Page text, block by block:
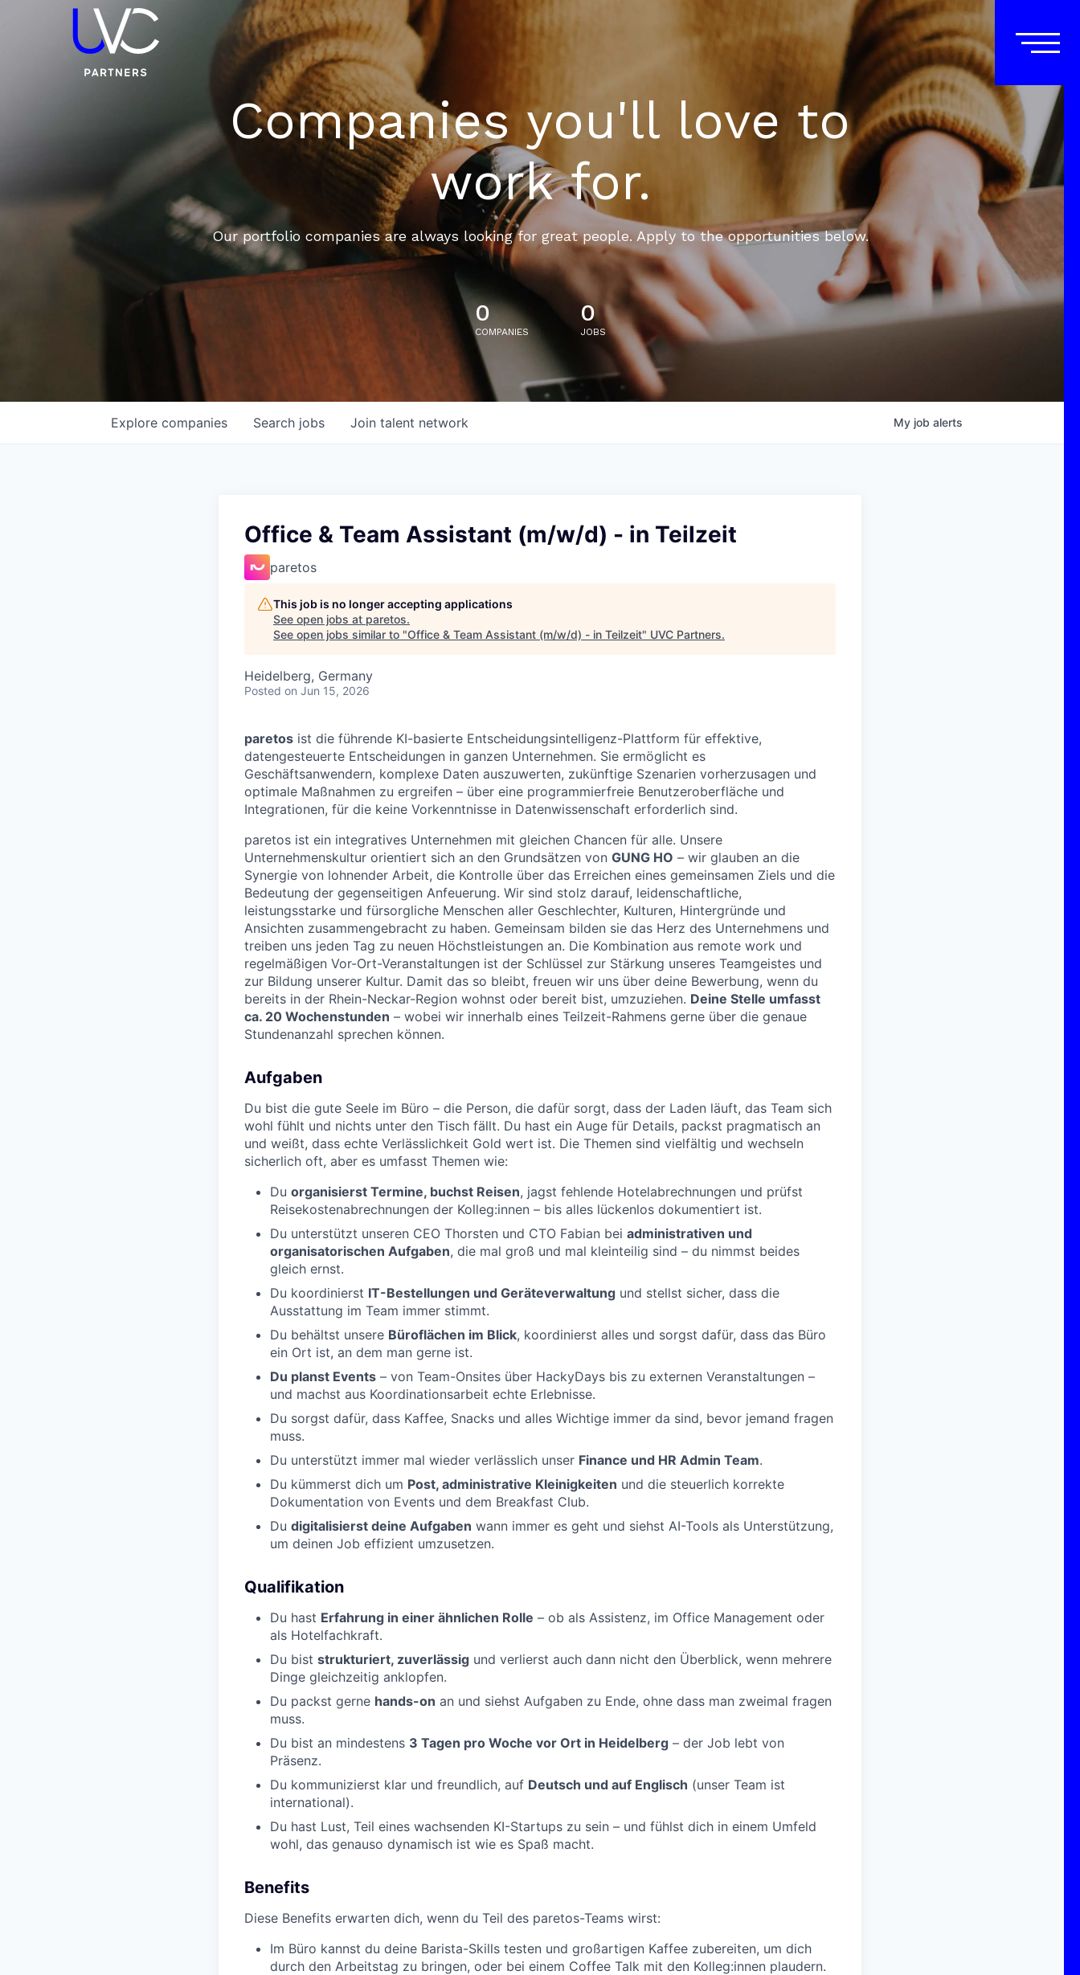
Companies you'll love to
work for.
Our portfolio companies are always looking for great people. Apply to the opportunities below.
0
COMPANIES
0
JOBS
Search jobs
Explore companies Join talent network My job alerts
Office & Team Assistant (m/w/d) - in Teilzeit
paretos
This job is no longer accepting applications
See open jobs at paretos.
See open jobs similar to "Office & Team Assistant (m/w/d) - in Teilzeit" UVC Partners.
Heidelberg, Germany
Posted on Jun 15, 2026
paretos ist die führende KI-basierte Entscheidungsintelligenz-Plattform für effektive,
datengesteuerte Entscheidungen in ganzen Unternehmen. Sie ermöglicht es
Geschäftsanwendern, komplexe Daten auszuwerten, zukünftige Szenarien vorherzusagen und
optimale Maßnahmen zu ergreifen – über eine programmierfreie Benutzeroberfläche und
Integrationen, für die keine Vorkenntnisse in Datenwissenschaft erforderlich sind.
paretos ist ein integratives Unternehmen mit gleichen Chancen für alle. Unsere
Unternehmenskultur orientiert sich an den Grundsätzen von GUNG HO – wir glauben an die
Synergie von lohnender Arbeit, die Kontrolle über das Erreichen eines gemeinsamen Ziels und die
Bedeutung der gegenseitigen Anfeuerung. Wir sind stolz darauf, leidenschaftliche,
leistungsstarke und fürsorgliche Menschen aller Geschlechter, Kulturen, Hintergründe und
Ansichten zusammengebracht zu haben. Gemeinsam bilden sie das Herz des Unternehmens und
treiben uns jeden Tag zu neuen Höchstleistungen an. Die Kombination aus remote work und
regelmäßigen Vor-Ort-Veranstaltungen ist der Schlüssel zur Stärkung unseres Teamgeistes und
zur Bildung unserer Kultur. Damit das so bleibt, freuen wir uns über deine Bewerbung, wenn du
bereits in der Rhein-Neckar-Region wohnst oder bereit bist, umzuziehen. Deine Stelle umfasst
ca. 20 Wochenstunden – wobei wir innerhalb eines Teilzeit-Rahmens gerne über die genaue
Stundenanzahl sprechen können.
Aufgaben
Du bist die gute Seele im Büro – die Person, die dafür sorgt, dass der Laden läuft, das Team sich
wohl fühlt und nichts unter den Tisch fällt. Du hast ein Auge für Details, packst pragmatisch an
und weißt, dass echte Verlässlichkeit Gold wert ist. Die Themen sind vielfältig und wechseln
sicherlich oft, aber es umfasst Themen wie:
Du organisierst Termine, buchst Reisen, jagst fehlende Hotelabrechnungen und prüfst
Reisekostenabrechnungen der Kolleg:innen – bis alles lückenlos dokumentiert ist.
Du unterstützt unseren CEO Thorsten und CTO Fabian bei administrativen und
organisatorischen Aufgaben, die mal groß und mal kleinteilig sind – du nimmst beides
gleich ernst.
Du koordinierst IT-Bestellungen und Geräteverwaltung und stellst sicher, dass die
Ausstattung im Team immer stimmt.
Du behältst unsere Büroflächen im Blick, koordinierst alles und sorgst dafür, dass das Büro
ein Ort ist, an dem man gerne ist.
Du planst Events – von Team-Onsites über HackyDays bis zu externen Veranstaltungen –
und machst aus Koordinationsarbeit echte Erlebnisse.
Du sorgst dafür, dass Kaffee, Snacks und alles Wichtige immer da sind, bevor jemand fragen
muss.
Du unterstützt immer mal wieder verlässlich unser Finance und HR Admin Team.
Du kümmerst dich um Post, administrative Kleinigkeiten und die steuerlich korrekte
Dokumentation von Events und dem Breakfast Club.
Du digitalisierst deine Aufgaben wann immer es geht und siehst AI-Tools als Unterstützung,
um deinen Job effizient umzusetzen.
Qualifikation
Du hast Erfahrung in einer ähnlichen Rolle – ob als Assistenz, im Office Management oder
als Hotelfachkraft.
Du bist strukturiert, zuverlässig und verlierst auch dann nicht den Überblick, wenn mehrere
Dinge gleichzeitig anklopfen.
Du packst gerne hands-on an und siehst Aufgaben zu Ende, ohne dass man zweimal fragen
muss.
Du bist an mindestens 3 Tagen pro Woche vor Ort in Heidelberg – der Job lebt von
Präsenz.
Du kommunizierst klar und freundlich, auf Deutsch und auf Englisch (unser Team ist
international).
Du hast Lust, Teil eines wachsenden KI-Startups zu sein – und fühlst dich in einem Umfeld
wohl, das genauso dynamisch ist wie es Spaß macht.
Benefits
Diese Benefits erwarten dich, wenn du Teil des paretos-Teams wirst:
Im Büro kannst du deine Barista-Skills testen und großartigen Kaffee zubereiten, um dich
durch den Arbeitstag zu bringen, oder bei einem Coffee Talk mit den Kolleg:innen plaudern.